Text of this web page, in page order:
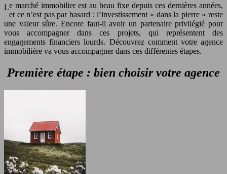
Le marché immobilier est au beau fixe depuis ces dernières années,
et ce n’est pas par hasard : l’investissement « dans la pierre » reste
une valeur sûre. Encore faut-il avoir un partenaire privilégié pour
vous accompagner dans ces projets, qui représentent des
engagements financiers lourds. Découvrez comment votre agence
immobilière va vous accompagner dans ces différentes étapes.
Première étape : bien choisir votre agence